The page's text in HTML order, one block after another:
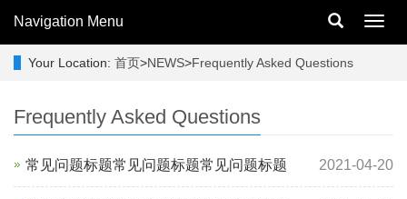
Navigation Menu
Your Location: 首页>NEWS>Frequently Asked Questions
Frequently Asked Questions
常见问题标题常见问题标题常见问题标题 2021-04-20